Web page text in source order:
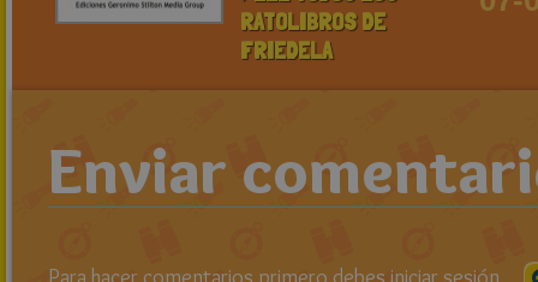
RATOLIBROS DE
FRIEDELA
Enviar